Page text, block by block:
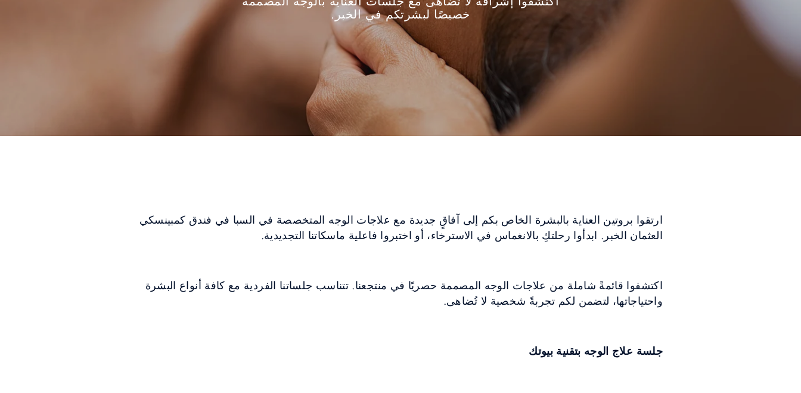
خصيصًا لبشرتكم في الخبر.
ارتقوا بروتين العناية بالبشرة الخاص بكم إلى آفاقٍ جديدة مع علاجات الوجه المتخصصة في السبا في فندق كمبينسكي
العثمان الخبر. ابدأوا رحلتكِ بالانغماس في الاسترخاء، أو اختبروا فاعلية ماسكاتنا التجديدية.
اكتشفوا قائمةً شاملة من علاجات الوجه المصممة حصريًا في منتجعنا. تتناسب جلساتنا الفردية مع كافة أنواع البشرة
واحتياجاتها، لتضمن لكم تجربةً شخصية لا تُضاهى.
جلسة علاج الوجه بتقنية بيوتك